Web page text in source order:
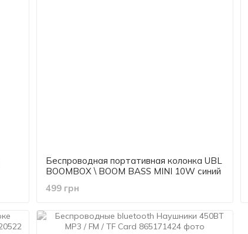
Беспроводная портативная колонка UBL
BOOMBOX \ BOOM BASS MINI 10W синий
499 грн